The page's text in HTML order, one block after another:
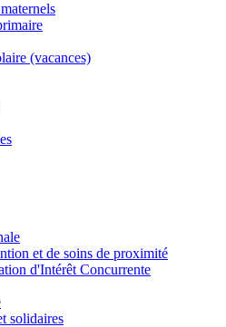
(vacances)
et de soins de proximité
d'Intérêt Concurrente
solidaires